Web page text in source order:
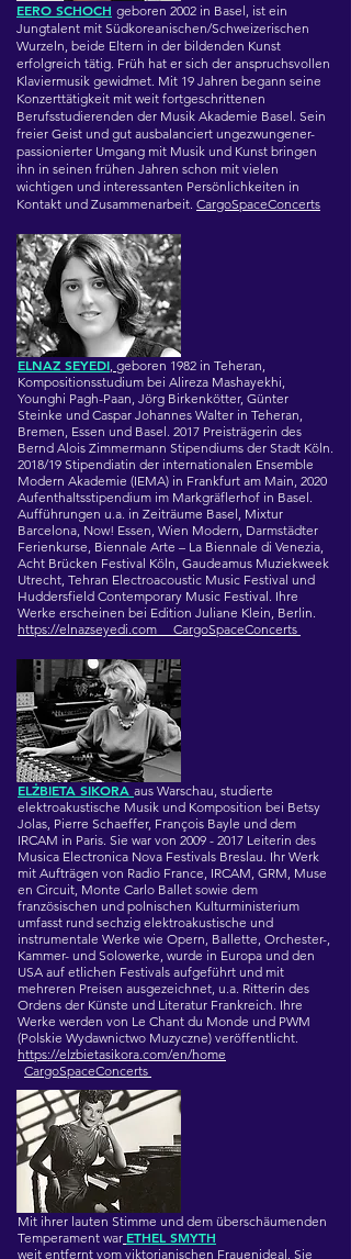
EERO SCHOCH geboren 2002 in Basel, ist ein
Jungtalent mit Südkoreanischen/Schweizerischen
Wurzeln, beide Eltern in der bildenden Kunst
erfolgreich tätig. Früh hat er sich der anspruchsvollen
Klaviermusik gewidmet. Mit 19 Jahren begann seine
Konzerttätigkeit mit weit fortgeschrittenen
Berufsstudierenden der Musik Akademie Basel. Sein
freier Geist und gut ausbalanciert ungezwungener-
passionierter Umgang mit Musik und Kunst bringen
ihn in seinen frühen Jahren schon mit vielen
wichtigen und interessanten Persönlichkeiten in
Kontakt und Zusammenarbeit. CargoSpaceConcerts
ELNAZ SEYEDI, geboren 1982 in Teheran,
Kompositionsstudium bei Alireza Mashayekhi,
Younghi Pagh-Paan, Jörg Birkenkötter, Günter
Steinke und Caspar Johannes Walter in Teheran,
Bremen, Essen und Basel. 2017 Preisträgerin des
Bernd Alois Zimmermann Stipendiums der Stadt Köln.
2018/19 Stipendiatin der internationalen Ensemble
Modern Akademie (IEMA) in Frankfurt am Main, 2020
Aufenthaltsstipendium im Markgräflerhof in Basel.
Aufführungen u.a. in Zeiträume Basel, Mixtur
Barcelona, Now! Essen, Wien Modern, Darmstädter
Ferienkurse, Biennale Arte – La Biennale di Venezia,
Acht Brücken Festival Köln, Gaudeamus Muziekweek
Utrecht, Tehran Electroacoustic Music Festival und
Huddersfield Contemporary Music Festival. Ihre
Werke erscheinen bei Edition Juliane Klein, Berlin.
https://elnazseyedi.com CargoSpaceConcerts
ELŻBIETA SIKORA aus Warschau, studierte
elektroakustische Musik und Komposition bei Betsy
Jolas, Pierre Schaeffer, François Bayle und dem
IRCAM in Paris. Sie war von 2009 - 2017 Leiterin des
Musica Electronica Nova Festivals Breslau. Ihr Werk
mit Aufträgen von Radio France, IRCAM, GRM, Muse
en Circuit, Monte Carlo Ballet sowie dem
französischen und polnischen Kulturministerium
umfasst rund sechzig elektroakustische und
instrumentale Werke wie Opern, Ballette, Orchester-,
Kammer- und Solowerke, wurde in Europa und den
USA auf etlichen Festivals aufgeführt und mit
mehreren Preisen ausgezeichnet, u.a. Ritterin des
Ordens der Künste und Literatur Frankreich. Ihre
Werke werden von Le Chant du Monde und PWM
(Polskie Wydawnictwo Muzyczne) veröffentlicht.
https://elzbietasikora.com/en/home
CargoSpaceConcerts
Mit ihrer lauten Stimme und dem überschäumenden
Temperament war ETHEL SMYTH
weit entfernt vom viktorianischen Frauenideal. Sie